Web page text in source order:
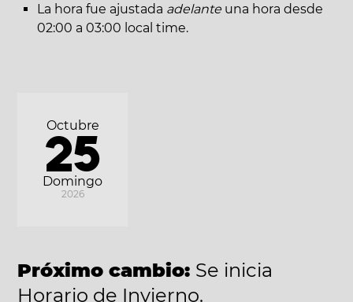
La hora fue ajustada adelante una hora desde
02:00 a 03:00 local time.
Domingo
Octubre
25
2026
Próximo cambio: Se inicia
Horario de Invierno.